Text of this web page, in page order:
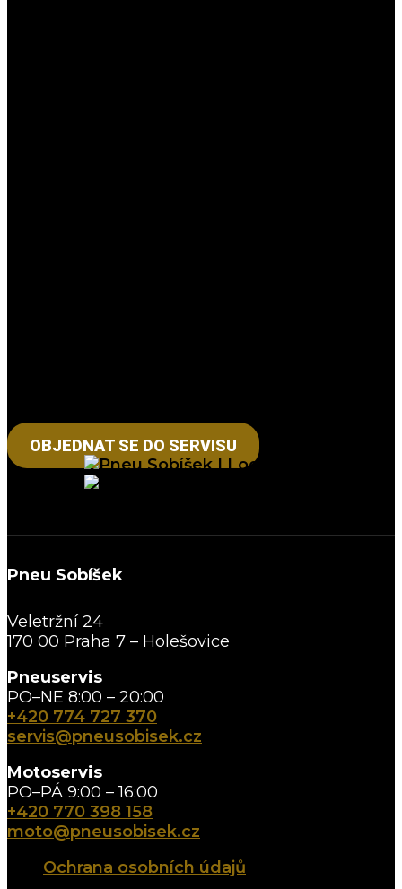
OBJEDNAT SE DO SERVISU
Pneu Sobíšek
Veletržní 24
170 00 Praha 7 – Holešovice
Pneuservis
PO–NE 8:00 – 20:00
+420 774 727 370
servis@pneusobisek.cz
Motoservis
PO–PÁ 9:00 – 16:00
+420 770 398 158
moto@pneusobisek.cz
Ochrana osobních údajů